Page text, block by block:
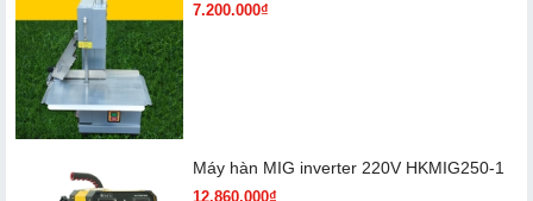
7.200.000₫
Máy hàn MIG inverter 220V HKMIG250-1
12.860.000₫